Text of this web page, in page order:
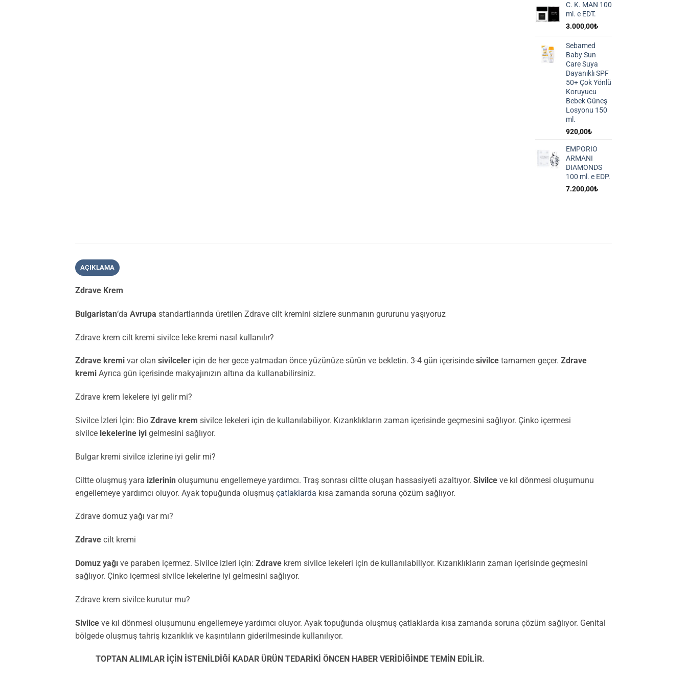
C. K. MAN 100
ml. e EDT.
3.000,00₺
Sebamed
Baby Sun
Care Suya
Dayanıklı SPF
50+ Çok Yönlü
Koruyucu
Bebek Güneş
Losyonu 150
ml.
920,00₺
EMPORIO
ARMANI
DIAMONDS
100 ml. e EDP.
7.200,00₺
AÇIKLAMA
Zdrave Krem
Bulgaristan‘da Avrupa standartlarında üretilen Zdrave cilt kremini sizlere sunmanın gururunu yaşıyoruz
Zdrave krem cilt kremi sivilce leke kremi nasıl kullanılır?
Zdrave kremi var olan sivilceler için de her gece yatmadan önce yüzünüze sürün ve bekletin. 3-4 gün içerisinde sivilce tamamen geçer. Zdrave
kremi Ayrıca gün içerisinde makyajınızın altına da kullanabilirsiniz.
Zdrave krem lekelere iyi gelir mi?
Sivilce İzleri İçin: Bio Zdrave krem sivilce lekeleri için de kullanılabiliyor. Kızarıklıkların zaman içerisinde geçmesini sağlıyor. Çinko içermesi
sivilce lekelerine iyi gelmesini sağlıyor.
Bulgar kremi sivilce izlerine iyi gelir mi?
Ciltte oluşmuş yara izlerinin oluşumunu engellemeye yardımcı. Traş sonrası ciltte oluşan hassasiyeti azaltıyor. Sivilce ve kıl dönmesi oluşumunu
engellemeye yardımcı oluyor. Ayak topuğunda oluşmuş çatlaklarda kısa zamanda soruna çözüm sağlıyor.
Zdrave domuz yağı var mı?
Zdrave cilt kremi
Domuz yağı ve paraben içermez. Sivilce izleri için: Zdrave krem sivilce lekeleri için de kullanılabiliyor. Kızarıklıkların zaman içerisinde geçmesini
sağlıyor. Çinko içermesi sivilce lekelerine iyi gelmesini sağlıyor.
Zdrave krem sivilce kurutur mu?
Sivilce ve kıl dönmesi oluşumunu engellemeye yardımcı oluyor. Ayak topuğunda oluşmuş çatlaklarda kısa zamanda soruna çözüm sağlıyor. Genital
bölgede oluşmuş tahriş kızarıklık ve kaşıntıların giderilmesinde kullanılıyor.
TOPTAN ALIMLAR İÇİN İSTENİLDİĞİ KADAR ÜRÜN TEDARİKİ ÖNCEN HABER VERİDİĞİNDE TEMİN EDİLİR.